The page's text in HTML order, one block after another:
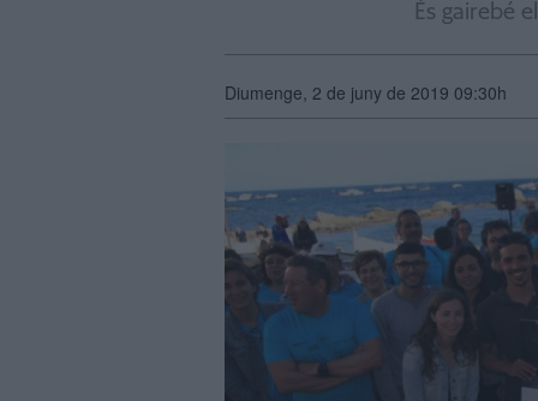
És gairebé
Diumenge, 2 de juny de 2019 09:30h